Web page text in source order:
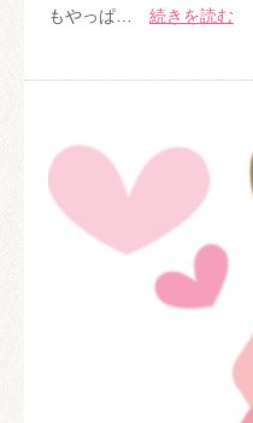
もやっぱ… 続きを読む